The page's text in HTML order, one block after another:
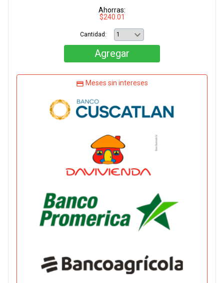
Ahorras:
$240.01
Cantidad:
Agregar
Meses sin intereses